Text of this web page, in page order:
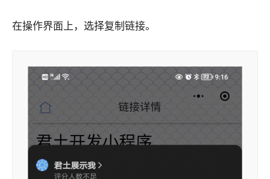
在操作界面上，选择复制链接。